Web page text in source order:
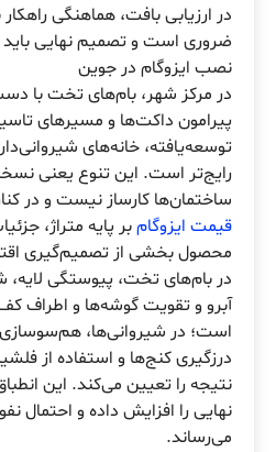
در ارزیابی بافت، هماهنگی
ضروری است و تصمیم نهایی باید
نصب ایزوگام در جوین
در مرکز شهر، بام‌های تخت با
پیرامون داکت‌ها و مسیرهای
توسعه‌یافته، خانه‌های
رایج‌تر است. این تنوع یعنی
ساختمان‌ها کارساز نیست و در
قیمت ایزوگامبر پایه متراژ،
محصول بخشی از تصمیم‌گیری
در بام‌های تخت، پیوستگی
آبرو و تقویت گوشه‌ها و اطراف
است؛ در شیروانی‌ها،
درزگیری کنج‌ها و استفاده از
نتیجه را تعیین می‌کند. این
نهایی را افزایش داده و احتمال
می‌رساند.